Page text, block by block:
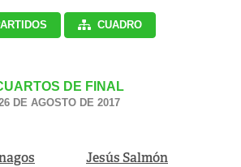
CUADRO
DE FINAL
DE AGOSTO DE 2017
Jesús Salmón